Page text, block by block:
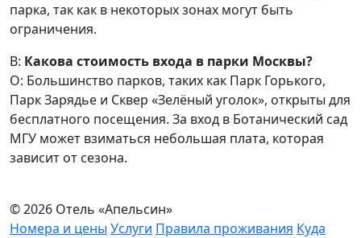
парка, так как в некоторых зонах могут быть
ограничения.
В: Какова стоимость входа в парки Москвы?
О: Большинство парков, таких как Парк Горького,
Парк Зарядье и Сквер «Зелёный уголок», открыты для
бесплатного посещения. За вход в Ботанический сад
МГУ может взиматься небольшая плата, которая
зависит от сезона.
© 2026 Отель «Апельсин»
Номера и цены Услуги Правила проживания Куда